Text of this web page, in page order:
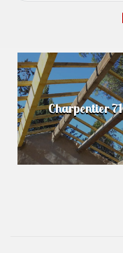
Charpentier 71